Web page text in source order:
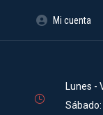
Mi cuenta
Lunes -